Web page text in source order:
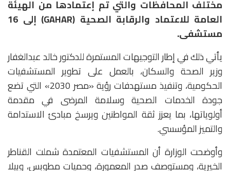
مختلف المحافظات والتي تم إعتمادها من الهيئة
العامة للاعتماد والرقابة الصحية (GAHAR) إلى 16
مستشفى.
يأتي ذلك في إطار التوجيهات المستمرة للدكتور خالد عبدالغفار
وزير الصحة والسكان، بالعمل على تطوير المستشفيات
الحكومية، وتنفيذ مستهدفات رؤية «مصر 2030» التي تضع
جودة الخدمات الصحية وسلامة المرضى في مقدمة
أولوياتها، بما يعزز ثقة المواطنين ويرسخ مبادئ الاستدامة
والتميز المؤسسي.
وأوضحت الوزارة أن المستشفيات المعتمدة شملت القناطر
الخيرية، ومستوصف صدر المعمورة، وحميات مطوبس، وبيلا